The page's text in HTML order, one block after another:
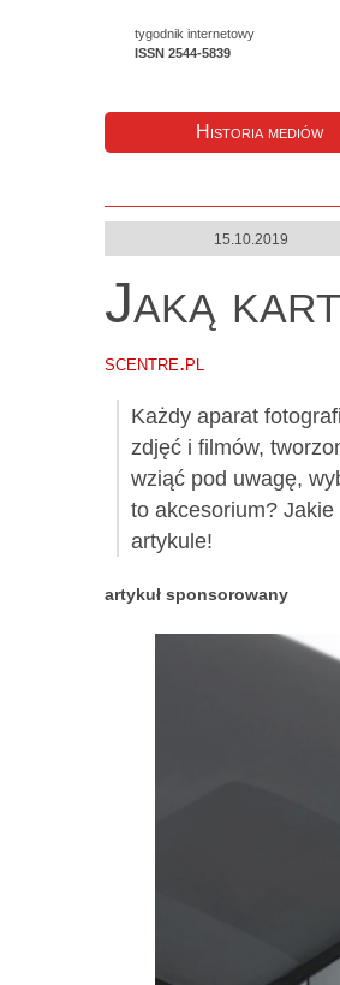
Historia mediów
tygodnik internetowy
ISSN 2544-5839
15.10.2019
Jaką
scentre.pl
Każdy aparat
zdjęć i filmów,
wziąć pod uwagę,
to akcesorium?
artykule!
artykuł sponsorowany